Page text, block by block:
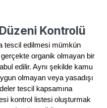
Düzeni Kontrolü
tescil edilmesi mümkün
organik olmayan bir
edilir. Aynı şekilde kamu
olmayan veya yasadışı
tescil kapsamına
kontrol listesi oluşturmak